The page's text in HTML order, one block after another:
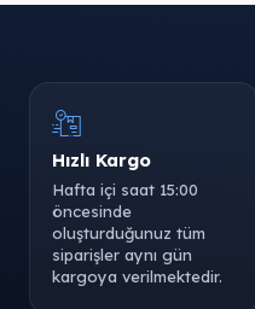
Hızlı Kargo
Hafta içi saat 15:00
öncesinde
oluşturduğunuz tüm
siparişler aynı gün
kargoya verilmektedir.